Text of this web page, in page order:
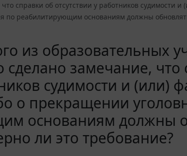
справки об отсутствии у работников судимости и
по реабилитирующим основаниям должны
из образовательных
сделано замечание, что
судимости и (или)
о прекращении
основаниям должны
ли это требование?